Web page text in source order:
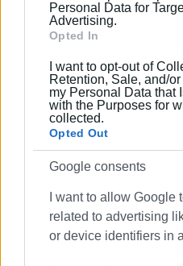
Personal Data for
Advertising.
Opted In
I want to opt-out of
Retention, Sale, and/
my Personal Data that
with the Purposes for
collected.
Opted Out
Google consents
I want to allow Google
related to advertising
or device identifiers in
ΦΩΤΟ@ 4ο ΠΕΙΡΑΜΑΤΙΚΟ
Εμφανίσεις: 126